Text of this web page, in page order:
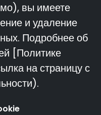
вы имеете
и удаление
Подробнее об
[Политике
на страницу с